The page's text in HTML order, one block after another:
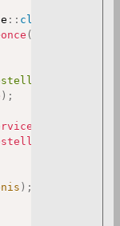
:: class
once (
) ;
) ;